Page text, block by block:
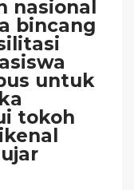
nasional
bincang
untuk
tokoh